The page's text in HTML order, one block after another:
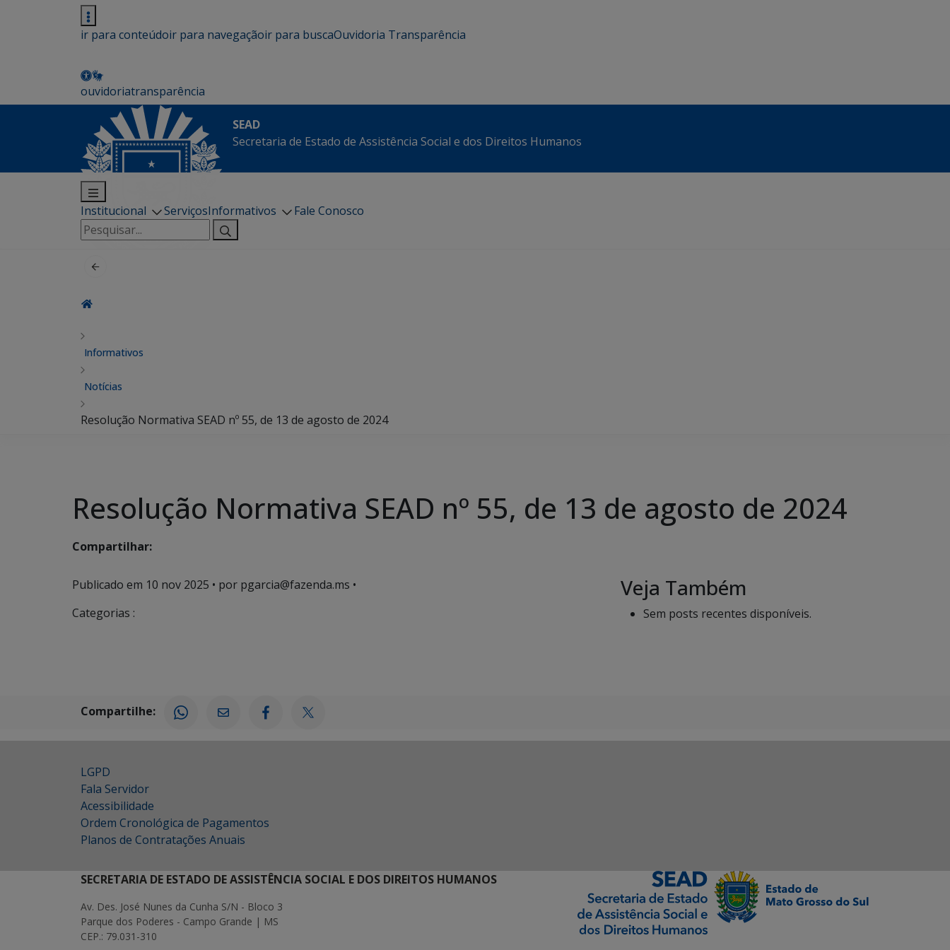
ir para conteúdoir para navegaçãoir para buscaOuvidoria Transparência
ouvidoriatransparência
SEAD
Secretaria de Estado de Assistência Social e dos Direitos Humanos
Institucional ServiçosInformativos
Fale Conosco
Pesquisar
por:
Informativos
Notícias
Resolução Normativa SEAD nº 55, de 13 de agosto de 2024
Resolução Normativa SEAD nº 55, de 13 de agosto de 2024
Compartilhar:
Publicado em 10 nov 2025 • por pgarcia@fazenda.ms •
Categorias :
Veja Também
Sem posts recentes disponíveis.
Compartilhe:
LGPD
Fala Servidor
Acessibilidade
Ordem Cronológica de Pagamentos
Planos de Contratações Anuais
SECRETARIA DE ESTADO DE ASSISTÊNCIA SOCIAL E DOS DIREITOS HUMANOS
Av. Des. José Nunes da Cunha S/N - Bloco 3
Parque dos Poderes - Campo Grande | MS
CEP.: 79.031-310